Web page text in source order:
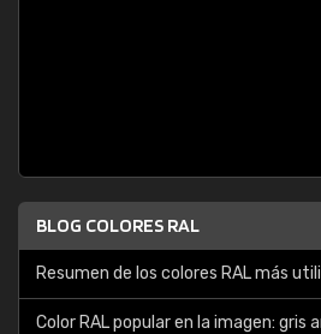
BLOG COLORES RAL
Resumen de los colores RAL más
Color RAL popular en la imagen: gris